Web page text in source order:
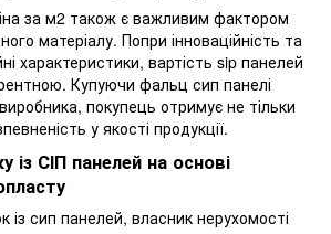
за м2 також є важливим фактором
матеріалу. Попри інноваційність та
характеристики, вартість sip панелей
Купуючи фальц сип панелі
покупець отримує не тільки
у якості продукції.
із СІП панелей на основі
із сип панелей, власник нерухомості